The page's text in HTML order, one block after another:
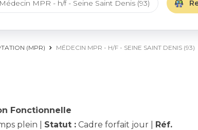
Médecin MPR - h/f - Seine Saint Denis (93)
(MPR) MÉDECIN MPR - H/F - SEINE SAINT DENIS (93)
Fonctionnelle
plein | Statut : Cadre forfait jour | Réf.